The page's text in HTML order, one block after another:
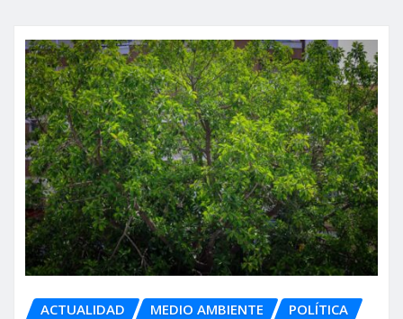
ACTUALIDAD MEDIO AMBIENTE POLÍTICA